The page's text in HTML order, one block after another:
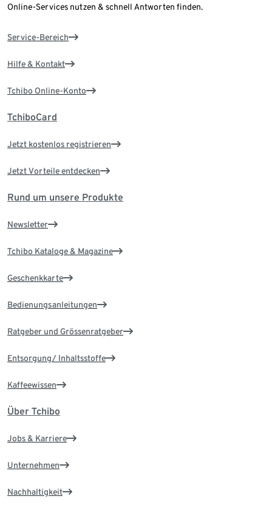
Online-Services nutzen & schnell Antworten finden.
Service-Bereich
Hilfe & Kontakt
Tchibo Online-Konto
TchiboCard
Jetzt kostenlos registrieren
Jetzt Vorteile entdecken
Rund um unsere Produkte
Newsletter
Tchibo Kataloge & Magazine
Geschenkkarte
Bedienungsanleitungen
Ratgeber und Grössenratgeber
Entsorgung/ Inhaltsstoffe
Kaffeewissen
Über Tchibo
Jobs & Karriere
Unternehmen
Nachhaltigkeit